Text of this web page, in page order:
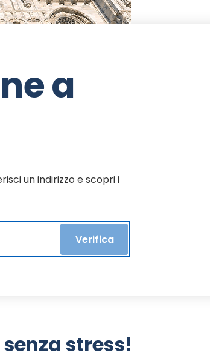
a
un indirizzo e scopri i
Verifica
stress!